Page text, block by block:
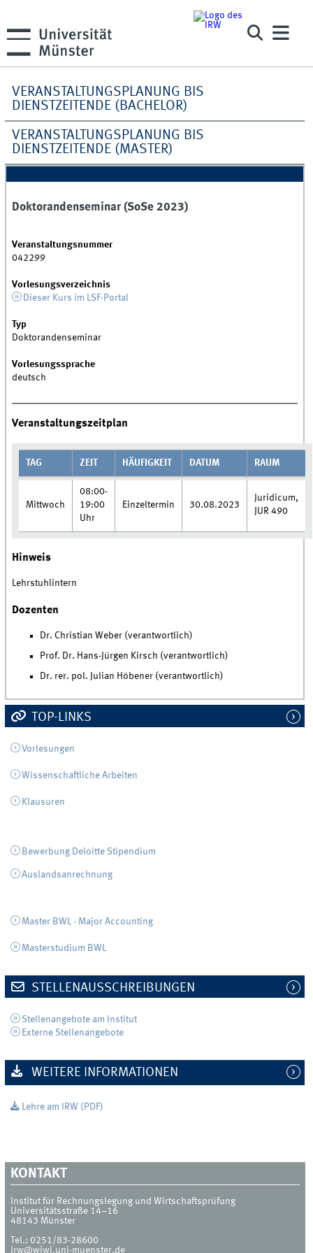
VERANSTALTUNGSPLANUNG BIS
DIENSTZEITENDE (BACHELOR)
VERANSTALTUNGSPLANUNG BIS
DIENSTZEITENDE (MASTER)
Doktorandenseminar (SoSe 2023)
Veranstaltungsnummer
042299
Vorlesungsverzeichnis
Dieser Kurs im LSF-Portal
Typ
Doktorandenseminar
Vorlesungssprache
deutsch
Veranstaltungszeitplan
TAG ZEIT HÄUFIGKEIT DATUM RAUM
Mittwoch
08:00-
19:00
Uhr
Einzeltermin 30.08.2023
Juridicum,
JUR 490
Hinweis
Lehrstuhlintern
Dozenten
Dr. Christian Weber (verantwortlich)
Prof. Dr. Hans-Jürgen Kirsch (verantwortlich)
Dr. rer. pol. Julian Höbener (verantwortlich)
TOP-LINKS
Vorlesungen
Wissenschaftliche Arbeiten
Klausuren
Bewerbung Deloitte Stipendium
Auslandsanrechnung
Master BWL - Major Accounting
Masterstudium BWL
STELLENAUSSCHREIBUNGEN
Stellenangebote am Institut
Externe Stellenangebote
WEITERE INFORMATIONEN
Lehre am IRW (PDF)
KONTAKT
Institut für Rechnungslegung und Wirtschaftsprüfung
Universitätsstraße 14–16
48143 Münster
Tel.: 0251/83-28600
irw@wiwi.uni-muenster.de